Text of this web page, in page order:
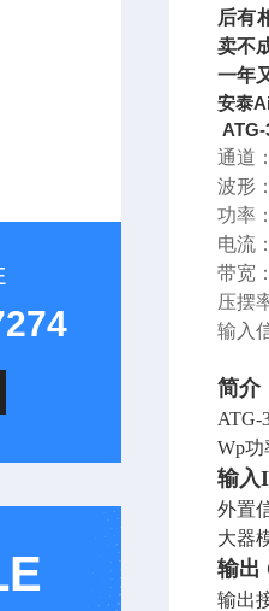
后有
卖不
一年
安泰
ATG-
通道
波形
功率
电流
带宽
压摆
输入
简介
ATG-
Wp
输入
外置
大器
输出
输出